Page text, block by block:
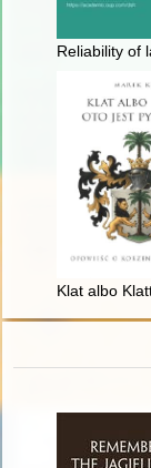
Reliability of
Klat albo